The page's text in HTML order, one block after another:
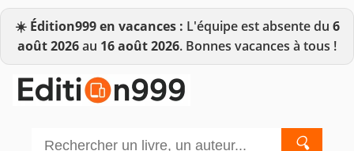
☀️ Édition999 en vacances : L'équipe est absente du 6
août 2026au 16 août 2026. Bonnes vacances à tous !
🔍